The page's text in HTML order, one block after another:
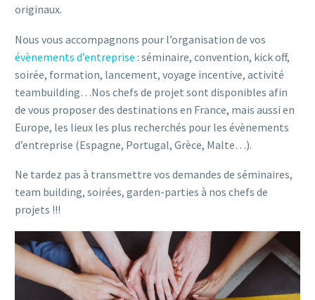
originaux.
Nous vous accompagnons pour l’organisation de vos
évènements d’entreprise : séminaire, convention, kick off,
soirée, formation, lancement, voyage incentive, activité
teambuilding…Nos chefs de projet sont disponibles afin
de vous proposer des destinations en France, mais aussi en
Europe, les lieux les plus recherchés pour les évènements
d’entreprise (Espagne, Portugal, Grèce, Malte…).
Ne tardez pas à transmettre vos demandes de séminaires,
team building, soirées, garden-parties à nos chefs de
projets !!!